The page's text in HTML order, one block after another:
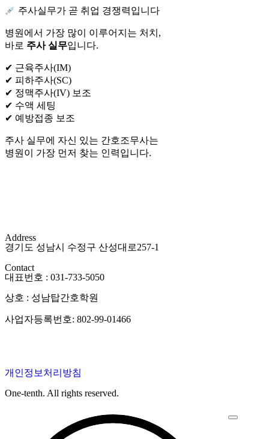
주사실무가 곧 취업 경쟁력입니다
병원에서 가장 많이 이루어지는 처치,
바로 주사 실무입니다.
✔ 근육주사(IM)
✔ 피하주사(SC)
✔ 정맥주사(IV) 보조
✔ 수액 세팅
✔ 예방접종 보조
주사 실무에 자신 있는 간호조무사는
병원이 가장 먼저 찾는 인력입니다.
Address
경기도 성남시 수정구 산성대로257-1
Contact
대표번호 : 031-733-5050
상호 : 성남탑간호학원
사업자등록번호: 802-99-01466
개인정보처리방침
One-tenth. All rights reserved.